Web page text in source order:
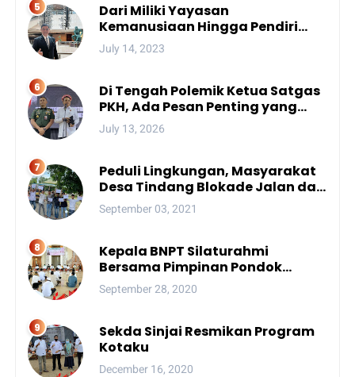
Dari Miliki Yayasan
Kemanusiaan Hingga Pendiri
Unhan, Begini Profil Bro Rivai
Putra Sulsel Yang Promosi
July 14, 2023
Di Tengah Polemik Ketua Satgas
PKH, Ada Pesan Penting yang
Ditegaskan ke Publik
July 13, 2026
Peduli Lingkungan, Masyarakat
Desa Tindang Blokade Jalan dan
Lokasi Tambang
September 03, 2021
Kepala BNPT Silaturahmi
Bersama Pimpinan Pondok
Pesantren Se-Sulsel
September 28, 2020
Sekda Sinjai Resmikan Program
Kotaku
December 16, 2020